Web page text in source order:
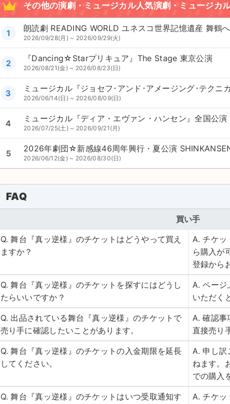
その他の演劇・ミュージカル人気演劇・ミュージカ
1 朗読劇 READING WORLD ユネスコ世界記憶遺産 舞鶴
2026/09/28(月) ~ 2026/09/29(火)
2 『Dancing☆Starプリキュア』The Stage 東京公演
2026/08/21(金) ~ 2026/08/23(日)
3 ミュージカル『ジョセフ･アンド･アメージング･テクニ
2026/06/14(日) ~ 2026/08/09(日)
4 ミュージカル『ディア・エヴァン・ハンセン』全国公演
2026/07/25(土) ~ 2026/09/21(月)
5 2026/06/12(金) ~ 2026/08/30(日)
FAQ
買い手
Q. 舞台『真ッ逆様』のチケットはどうやって買え
ますか？
A. チケッ
ら購入が
登録から
Q. 舞台『真ッ逆様』のチケットを探すにはどうし
たらいいですか？
A. ページ
いただく
Q. 出品されている舞台『真ッ逆様』のチケットで
売り手に確認したいことがあります。
A. 確認事
直接売り
Q. 舞台『真ッ逆様』のチケットの入金期限を延長
してください。
A. 申し訳
ねます。
での購入
Q. 舞台『真ッ逆様』のチケットはいつ受取通知す
A. チケッ